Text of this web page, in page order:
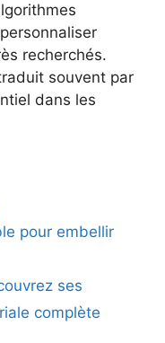
recherchés.
souvent par
dans les
pour embellir
ses
complète